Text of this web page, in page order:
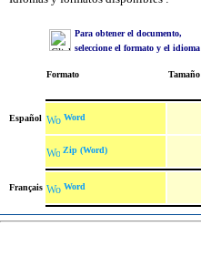
Para obtener el documento,
seleccione el formato y el idioma
Formato Tamaño
Español Word
Zip (Word)
Français Word